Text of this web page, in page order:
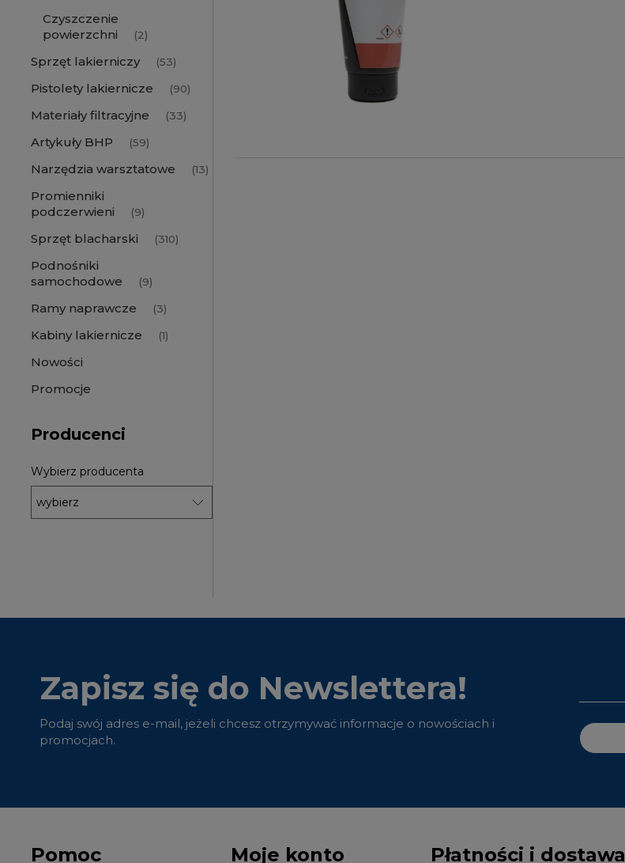
Czyszczenie
powierzchni
(2)
Sprzęt lakierniczy (53)
Pistolety lakiernicze (90)
Materiały filtracyjne (33)
Artykuły BHP (59)
Narzędzia warsztatowe (13)
Promienniki
podczerwieni
(9)
Sprzęt blacharski (310)
Podnośniki
samochodowe
(9)
Ramy naprawcze (3)
Kabiny lakiernicze (1)
Nowości
Promocje
Producenci
Wybierz producenta
Zapisz się do Newslettera!
Podaj swój adres e-mail, jeżeli chcesz otrzymywać informacje o nowościach i
promocjach.
Pomoc Moje konto Płatności i dostawa